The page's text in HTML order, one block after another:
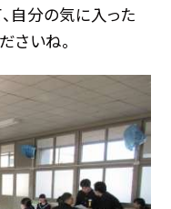
自分の気に入った
さいね。